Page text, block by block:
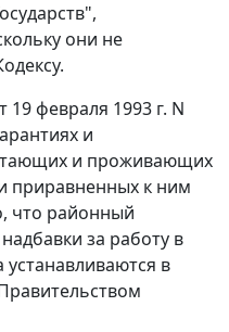
они не
.
19 февраля 1993 г. N
и
и проживающих
приравненных к ним
что районный
за работу в
устанавливаются в